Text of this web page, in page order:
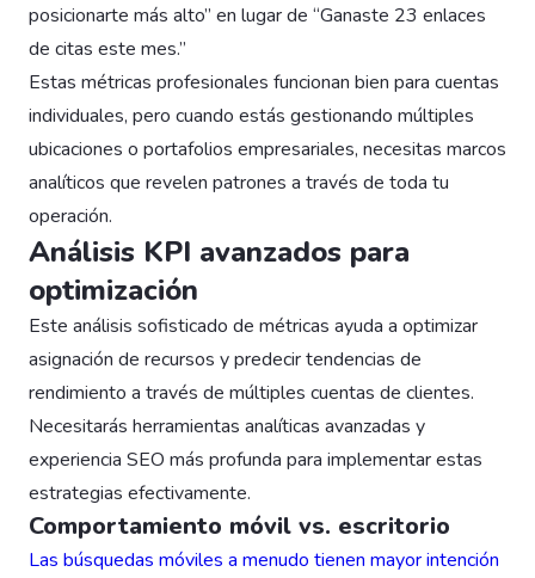
posicionarte más alto” en lugar de “Ganaste 23 enlaces
de citas este mes.”
Estas métricas profesionales funcionan bien para cuentas
individuales, pero cuando estás gestionando múltiples
ubicaciones o portafolios empresariales, necesitas marcos
analíticos que revelen patrones a través de toda tu
operación.
Análisis KPI avanzados para
optimización
Este análisis sofisticado de métricas ayuda a optimizar
asignación de recursos y predecir tendencias de
rendimiento a través de múltiples cuentas de clientes.
Necesitarás herramientas analíticas avanzadas y
experiencia SEO más profunda para implementar estas
estrategias efectivamente.
Comportamiento móvil vs. escritorio
Las búsquedas móviles a menudo tienen mayor intención